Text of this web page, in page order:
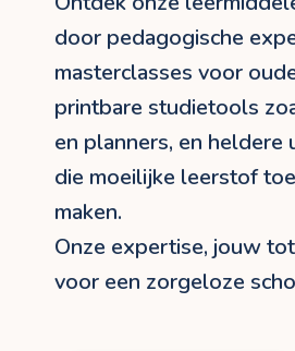
door pedagogische
masterclasses voor
printbare studietools
en planners, en heldere
die moeilijke leerstof
maken.
Onze expertise, jouw
voor een zorgeloze